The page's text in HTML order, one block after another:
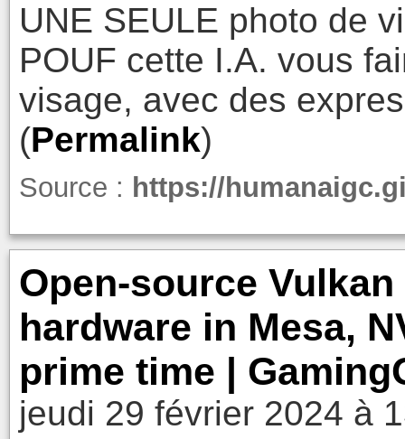
UNE SEULE photo de
POUF cette I.A. vous
visage, avec des
(Permalink)
Source : https://
Open-source
hardware in Mesa,
prime time |
jeudi 29 février 2024 à